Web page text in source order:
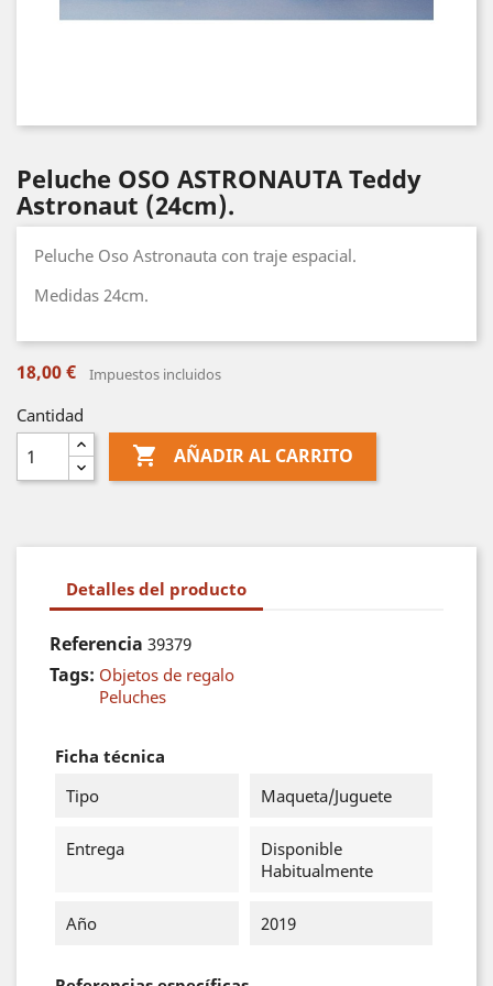
Peluche OSO ASTRONAUTA Teddy
Astronaut (24cm).
Peluche Oso Astronauta con traje espacial.
Medidas 24cm.
18,00 € Impuestos incluidos
Cantidad
 AÑADIR AL CARRITO
Detalles del producto
Referencia 39379
Tags: Objetos de regalo
Peluches
Ficha técnica
Tipo
Maqueta/Juguete
Entrega
Disponible
Habitualmente
Año 2019